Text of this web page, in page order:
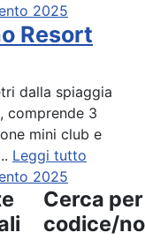
2025
Resort
dalla spiaggia
comprende 3
mini club e
Leggi tutto
2025
Cerca per
codice/